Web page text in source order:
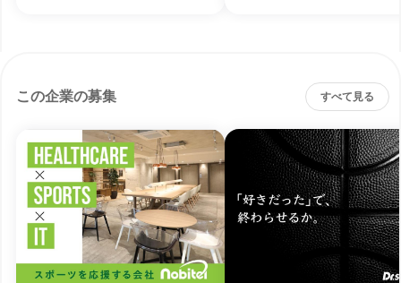
この企業の募集 すべて見る